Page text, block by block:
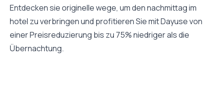
Entdecken sie originelle wege, um den nachmittag im
hotel zu verbringen und profitieren Sie mit Dayuse von
einer Preisreduzierung bis zu 75% niedriger als die
Übernachtung.